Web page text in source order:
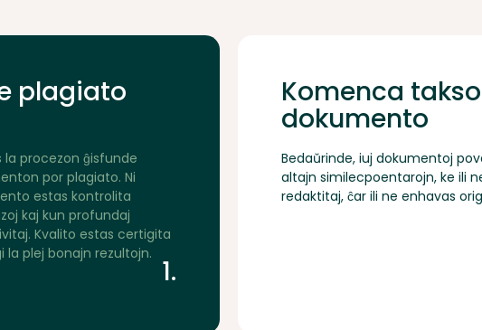
plagiato
procezon ĝisfunde
por plagiato. Ni
estas kontrolita
kaj kun profundaj
Kvalito estas certigita
la plej bonajn rezultojn.
1.
Komenca
dokumento
Bedaŭrinde, iuj dokumentoj
altajn similecpoentarojn, ke ili
redaktitaj, ĉar ili ne enhavas